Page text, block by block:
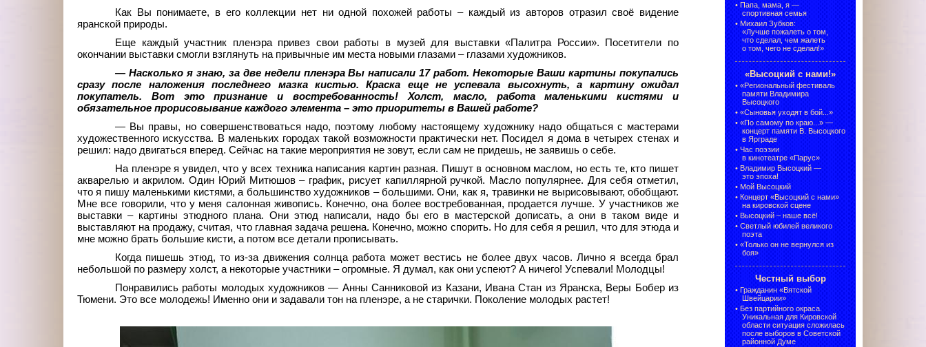
Как Вы понимаете, в его коллекции нет ни одной похожей работы – каждый из авторов отразил своё видение
яранской природы.
Еще каждый участник пленэра привез свои работы в музей для выставки «Палитра России». Посетители по
окончании выставки смогли взглянуть на привычные им места новыми глазами – глазами художников.
— Насколько я знаю, за две недели пленэра Вы написали 17 работ. Некоторые Ваши картины покупались
сразу после наложения последнего мазка кистью. Краска еще не успевала высохнуть, а картину ожидал
покупатель. Вот это признание и востребованность! Холст, масло, работа маленькими кистями и
обязательное прорисовывание каждого элемента – это приоритеты в Вашей работе?
— Вы правы, но совершенствоваться надо, поэтому любому настоящему художнику надо общаться с мастерами
художественного искусства. В маленьких городах такой возможности практически нет. Посидел я дома в четырех стенах и
решил: надо двигаться вперед. Сейчас на такие мероприятия не зовут, если сам не придешь, не заявишь о себе.
На пленэре я увидел, что у всех техника написания картин разная. Пишут в основном маслом, но есть те, кто пишет
акварелью и акрилом. Один Юрий Митюшов – график, рисует капиллярной ручкой. Масло популярнее. Для себя отметил,
что я пишу маленькими кистями, а большинство художников – большими. Они, как я, травинки не вырисовывают, обобщают.
Мне все говорили, что у меня салонная живопись. Конечно, она более востребованная, продается лучше. У участников же
выставки – картины этюдного плана. Они этюд написали, надо бы его в мастерской дописать, а они в таком виде и
выставляют на продажу, считая, что главная задача решена. Конечно, можно спорить. Но для себя я решил, что для этюда и
мне можно брать большие кисти, а потом все детали прописывать.
Когда пишешь этюд, то из-за движения солнца работа может вестись не более двух часов. Лично я всегда брал
небольшой по размеру холст, а некоторые участники – огромные. Я думал, как они успеют? А ничего! Успевали! Молодцы!
Понравились работы молодых художников — Анны Санниковой из Казани, Ивана Стан из Яранска, Веры Бобер из
Тюмени. Это все молодежь! Именно они и задавали тон на пленэре, а не старички. Поколение молодых растет!
• Папа, мама, я —
спортивная семья
• Михаил Зубков:
«Лучше пожалеть о том,
что сделал, чем жалеть
о том, чего не сделал!»
«Высоцкий с нами!»
• «Региональный фестиваль
памяти Владимира
Высоцкого
• «Сыновья уходят в бой...»
• «По самому по краю...» —
концерт памяти В. Высоцкого
в Ярграде
• Час поэзии
в кинотеатре «Парус»
• Владимир Высоцкий —
это эпоха!
• Мой Высоцкий
• Концерт «Высоцкий с нами»
на кировской сцене
• Высоцкий – наше всё!
• Светлый юбилей великого
поэта
• «Только он не вернулся из
боя»
Честный выбор
• Гражданин «Вятской
Швейцарии»
• Без партийного окраса.
Уникальная для Кировской
области ситуация сложилась
после выборов в Советской
районной Думе